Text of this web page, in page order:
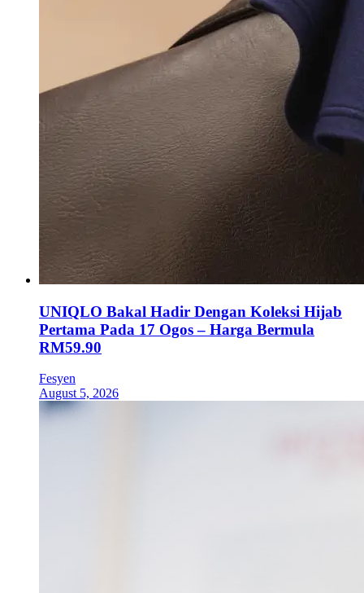
UNIQLO Bakal Hadir Dengan Koleksi Hijab
Pertama Pada 17 Ogos – Harga Bermula
RM59.90
Fesyen
August 5, 2026